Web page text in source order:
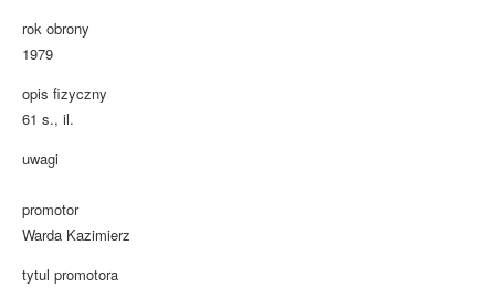
rok obrony
1979
opis fizyczny
61 s., il.
uwagi
promotor
Warda Kazimierz
tytul promotora